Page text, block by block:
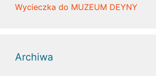
Wycieczka do MUZEUM DEYNY
Archiwa